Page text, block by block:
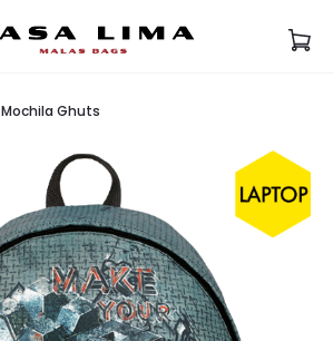
Mochila Ghuts